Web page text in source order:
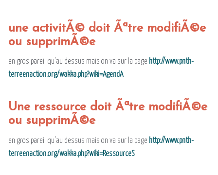
une activitÃ© doit Ãªtre modifiÃ©e
ou supprimÃ©e
en gros pareil qu'au dessus mais on va sur la page http://www.pnth-
terreenaction.org/wakka.php?wiki=AgendA
Une ressource doit Ãªtre modifiÃ©e
ou supprimÃ©e
en gros pareil qu'au dessus mais on va sur la page http://www.pnth-
terreenaction.org/wakka.php?wiki=RessourceS